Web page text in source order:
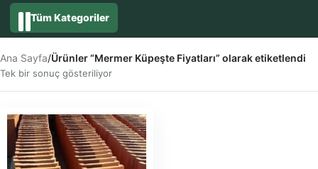
Tüm Kategoriler
Ana Sayfa/Ürünler “Mermer Küpeşte Fiyatları” olarak etiketlendi
Tek bir sonuç gösteriliyor